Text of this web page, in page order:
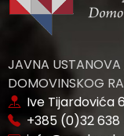
JAVNA USTANOVA
DOMOVINSKOG
Ive Tijardovića
+385 (0)32 638